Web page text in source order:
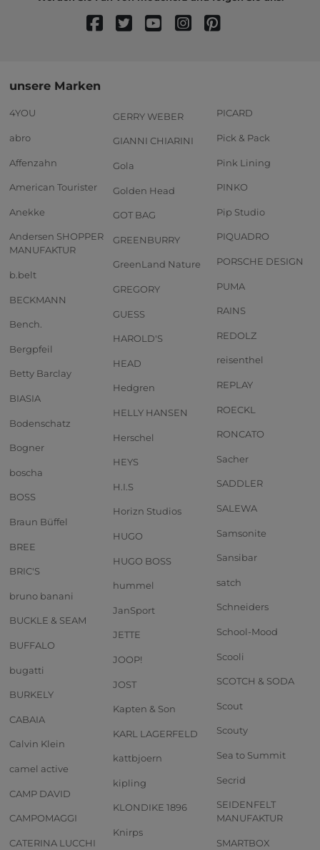
unsere Marken
4YOU
abro
Affenzahn
American Tourister
Anekke
Andersen SHOPPER
MANUFAKTUR
b.belt
BECKMANN
Bench.
Bergpfeil
Betty Barclay
BIASIA
Bodenschatz
Bogner
boscha
BOSS
Braun Büffel
BREE
BRIC'S
bruno banani
BUCKLE & SEAM
BUFFALO
bugatti
BURKELY
CABAIA
Calvin Klein
camel active
CAMP DAVID
CAMPOMAGGI
CATERINA LUCCHI
GERRY WEBER
GIANNI CHIARINI
Gola
Golden Head
GOT BAG
GREENBURRY
GreenLand Nature
GREGORY
GUESS
HAROLD'S
HEAD
Hedgren
HELLY HANSEN
Herschel
HEYS
H.I.S
Horizn Studios
HUGO
HUGO BOSS
hummel
JanSport
JETTE
JOOP!
JOST
Kapten & Son
KARL LAGERFELD
kattbjoern
kipling
KLONDIKE 1896
Knirps
PICARD
Pick & Pack
Pink Lining
PINKO
Pip Studio
PIQUADRO
PORSCHE DESIGN
PUMA
RAINS
REDOLZ
reisenthel
REPLAY
ROECKL
RONCATO
Sacher
SADDLER
SALEWA
Samsonite
Sansibar
satch
Schneiders
School-Mood
Scooli
SCOTCH & SODA
Scout
Scouty
Sea to Summit
Secrid
SEIDENFELT
MANUFAKTUR
SMARTBOX